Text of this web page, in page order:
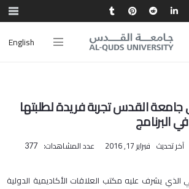
English
جامعة القدس تجربة فريدة لطلبتها
البرنامج
آخر تحديث فبراير 17, 2016 عدد المشاهدات: 377
الذي يشرف عليه مكتب العلاقات الأكاديمية الدولية